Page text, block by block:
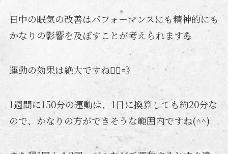
日中の眠気の改善はパフォーマンスにも精神的にも
かなりの影響を及ぼすことが考えられます💪
運動の効果は絶大ですね🏃‍♂️💨
1週間に150分の運動は、1日に換算しても約20分な
ので、かなりの方ができそうな範囲内ですね(^^)